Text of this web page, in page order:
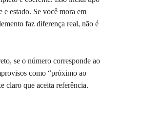
estado. Se você mora em
faz diferença real, não é
se o número corresponde ao
como “próximo ao
claro que aceita referência.